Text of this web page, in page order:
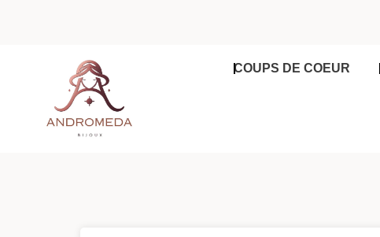
COUPS DE COEUR